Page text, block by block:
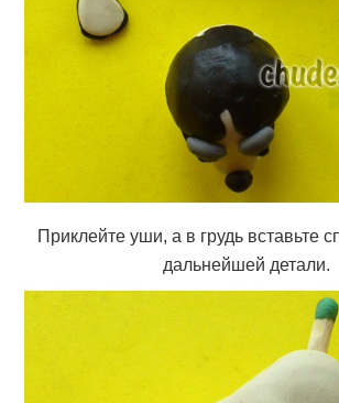
Приклейте уши, а в грудь вставьте
дальнейшей детали.